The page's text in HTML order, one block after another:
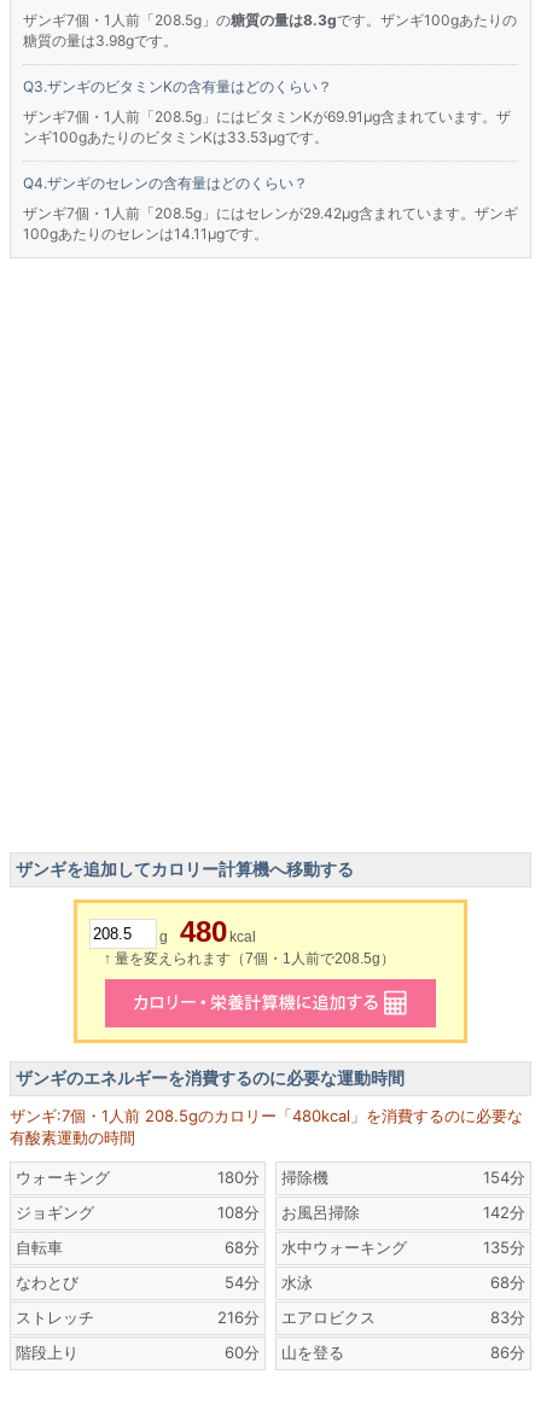
ザンギ7個・1人前「208.5g」の糖質の量は8.3gです。ザンギ100gあたりの
糖質の量は3.98gです。
ザンギのビタミンKの含有量はどのくらい？
ザンギ7個・1人前「208.5g」にはビタミンKが69.91μg含まれています。ザ
ンギ100gあたりのビタミンKは33.53μgです。
ザンギのセレンの含有量はどのくらい？
ザンギ7個・1人前「208.5g」にはセレンが29.42μg含まれています。ザンギ
100gあたりのセレンは14.11μgです。
ザンギを追加してカロリー計算機へ移動する
g 480 kcal
↑ 量を変えられます（7個・1人前で208.5g）
ザンギのエネルギーを消費するのに必要な運動時間
ザンギ:7個・1人前 208.5gのカロリー「480kcal」を消費するのに必要な
有酸素運動の時間
ウォーキング
180分
ジョギング
108分
自転車
68分
なわとび
54分
ストレッチ
216分
階段上り
60分
掃除機
154分
お風呂掃除
142分
水中ウォーキング
135分
水泳
68分
エアロビクス
83分
山を登る
86分